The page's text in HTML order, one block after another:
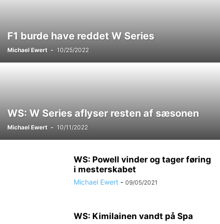
F1 burde have reddet W Series
Michael Ewert - 10/25/2022
WS: W Series aflyser resten af sæsonen
Michael Ewert - 10/11/2022
WS: Powell vinder og tager føring
i mesterskabet
Michael Ewert - 09/05/2021
WS: Kimilainen vandt på Spa